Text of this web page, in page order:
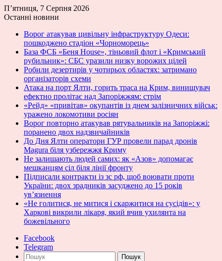
П’ятниця, 7 Серпня 2026
Останні новини
Ворог атакував цивільну інфраструктуру Одеси:
пошкоджено стадіон «Чорноморець»
База ФСБ «Беня House», тіньовий флот і «Кримський
рубильник»: СБС уразили низку ворожих цілей
Робили дезертирів у чотирьох областях: затримано
організаторів схеми
Атака на порт Ялти, горить траса на Крим, винищувач
ефектно пролітає над Запоріжжям: стрім
«Рейд» «привітав» окупантів із днем залізничних військ:
уражено локомотиви росіян
Ворог повторно атакував рятувальників на Запоріжжі:
поранено двох надзвичайників
До Дня Ялти оператори ГУР провели парад дронів
Magura біля узбережжя Криму
Не залишають людей самих: як «Азов» допомагає
мешканцям сіл біля лінії фронту
Підписали контракти із зс рф, щоб воювати проти
України: двох зрадників засуджено до 15 років
ув’язнення
«Не голитися, не митися і скаржитися на сусідів»: у
Харкові викрили лікаря, який вчив ухилянта на
божевільного
Facebook
Telegram
Пошук